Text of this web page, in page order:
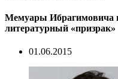
Мемуары Ибрагимовича
литературный «призрак»
01.06.2015